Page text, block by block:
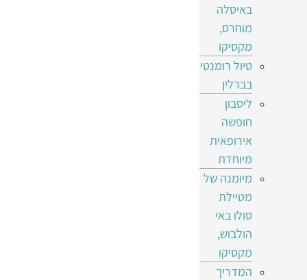
באיסלה
מוחרס,
מקסיקו
טיול רומנטי
בברלין
ליסבון
חופשה
אירופאית
מיוחדת
מיומנה של
מטיילת
סולו באי
הולבוש,
מקסיקו
המדריך